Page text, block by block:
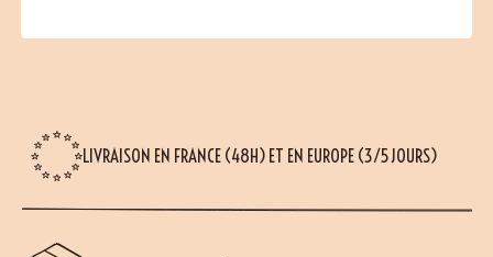
LIVRAISON EN FRANCE (48H) ET EN EUROPE (3/5 JOURS)